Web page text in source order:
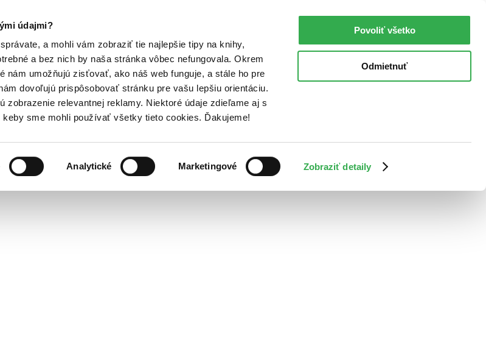
údajmi?
a mohli vám zobraziť tie najlepšie tipy na knihy,
a bez nich by naša stránka vôbec nefungovala. Okrem
nám umožňujú zisťovať, ako náš web funguje, a stále ho pre
dovoľujú prispôsobovať stránku pre vašu lepšiu orientáciu.
zobrazenie relevantnej reklamy. Niektoré údaje zdieľame aj s
sme mohli používať všetky tieto cookies. Ďakujeme!
Analytické Marketingové Zobraziť detaily
Povoliť všetko
Odmietnuť